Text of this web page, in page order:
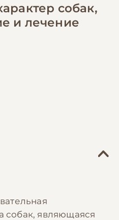
собак,
и лечение
собак, являющаяся